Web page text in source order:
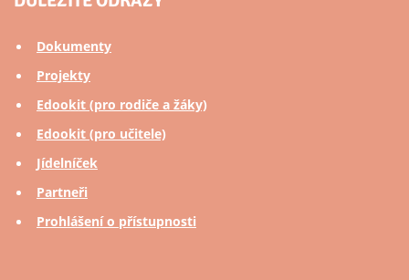
Dokumenty
Projekty
Edookit (pro rodiče a žáky)
Edookit (pro učitele)
Jídelníček
Partneři
Prohlášení o přístupnosti